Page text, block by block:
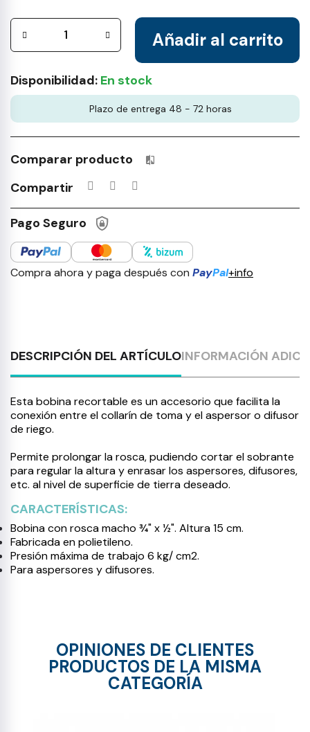
Añadir al carrito
Disponibilidad: En stock
Plazo de entrega 48 - 72 horas
Comparar producto Productos incluidos en tu lista
Compartir
Pago Seguro
Compra ahora y paga después con PayPal+info
DESCRIPCIÓN DEL ARTÍCULOINFORMACIÓN
Esta bobina recortable es un accesorio que facilita la
conexión entre el collarín de toma y el aspersor o difusor
de riego.
Permite prolongar la rosca, pudiendo cortar el sobrante
para regular la altura y enrasar los aspersores, difusores,
etc. al nivel de superficie de tierra deseado.
CARACTERÍSTICAS:
Bobina con rosca macho ¾" x ½". Altura 15 cm.
Fabricada en polietileno.
Presión máxima de trabajo 6 kg/ cm2.
Para aspersores y difusores.
OPINIONES DE CLIENTES
PRODUCTOS DE LA MISMA
CATEGORÍA